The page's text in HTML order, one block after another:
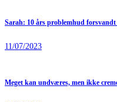
Sarah: 10 års problemhud
11/07/2023
Meget kan undværes, men ikke